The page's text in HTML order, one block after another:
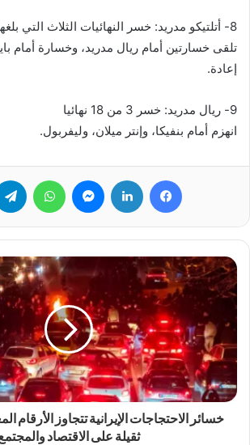
8- أتلتيكو مدريد: خسر النهائيات الثلاث التي بلغها
تلقى خسارتين أمام ريال مدريد، وخسارة أمام
إعادة.
9- ريال مدريد: خسر 3 من 18 نهائيا
انهزم أمام بنفيكا، وإنتر ميلان، وليفربول.
فيسبوك لينكدإن ماسنجر واتساب
خسائر الاحتجاجات الإيرانية تتجاوز الأرقام
ثقيلة على الاقتصاد